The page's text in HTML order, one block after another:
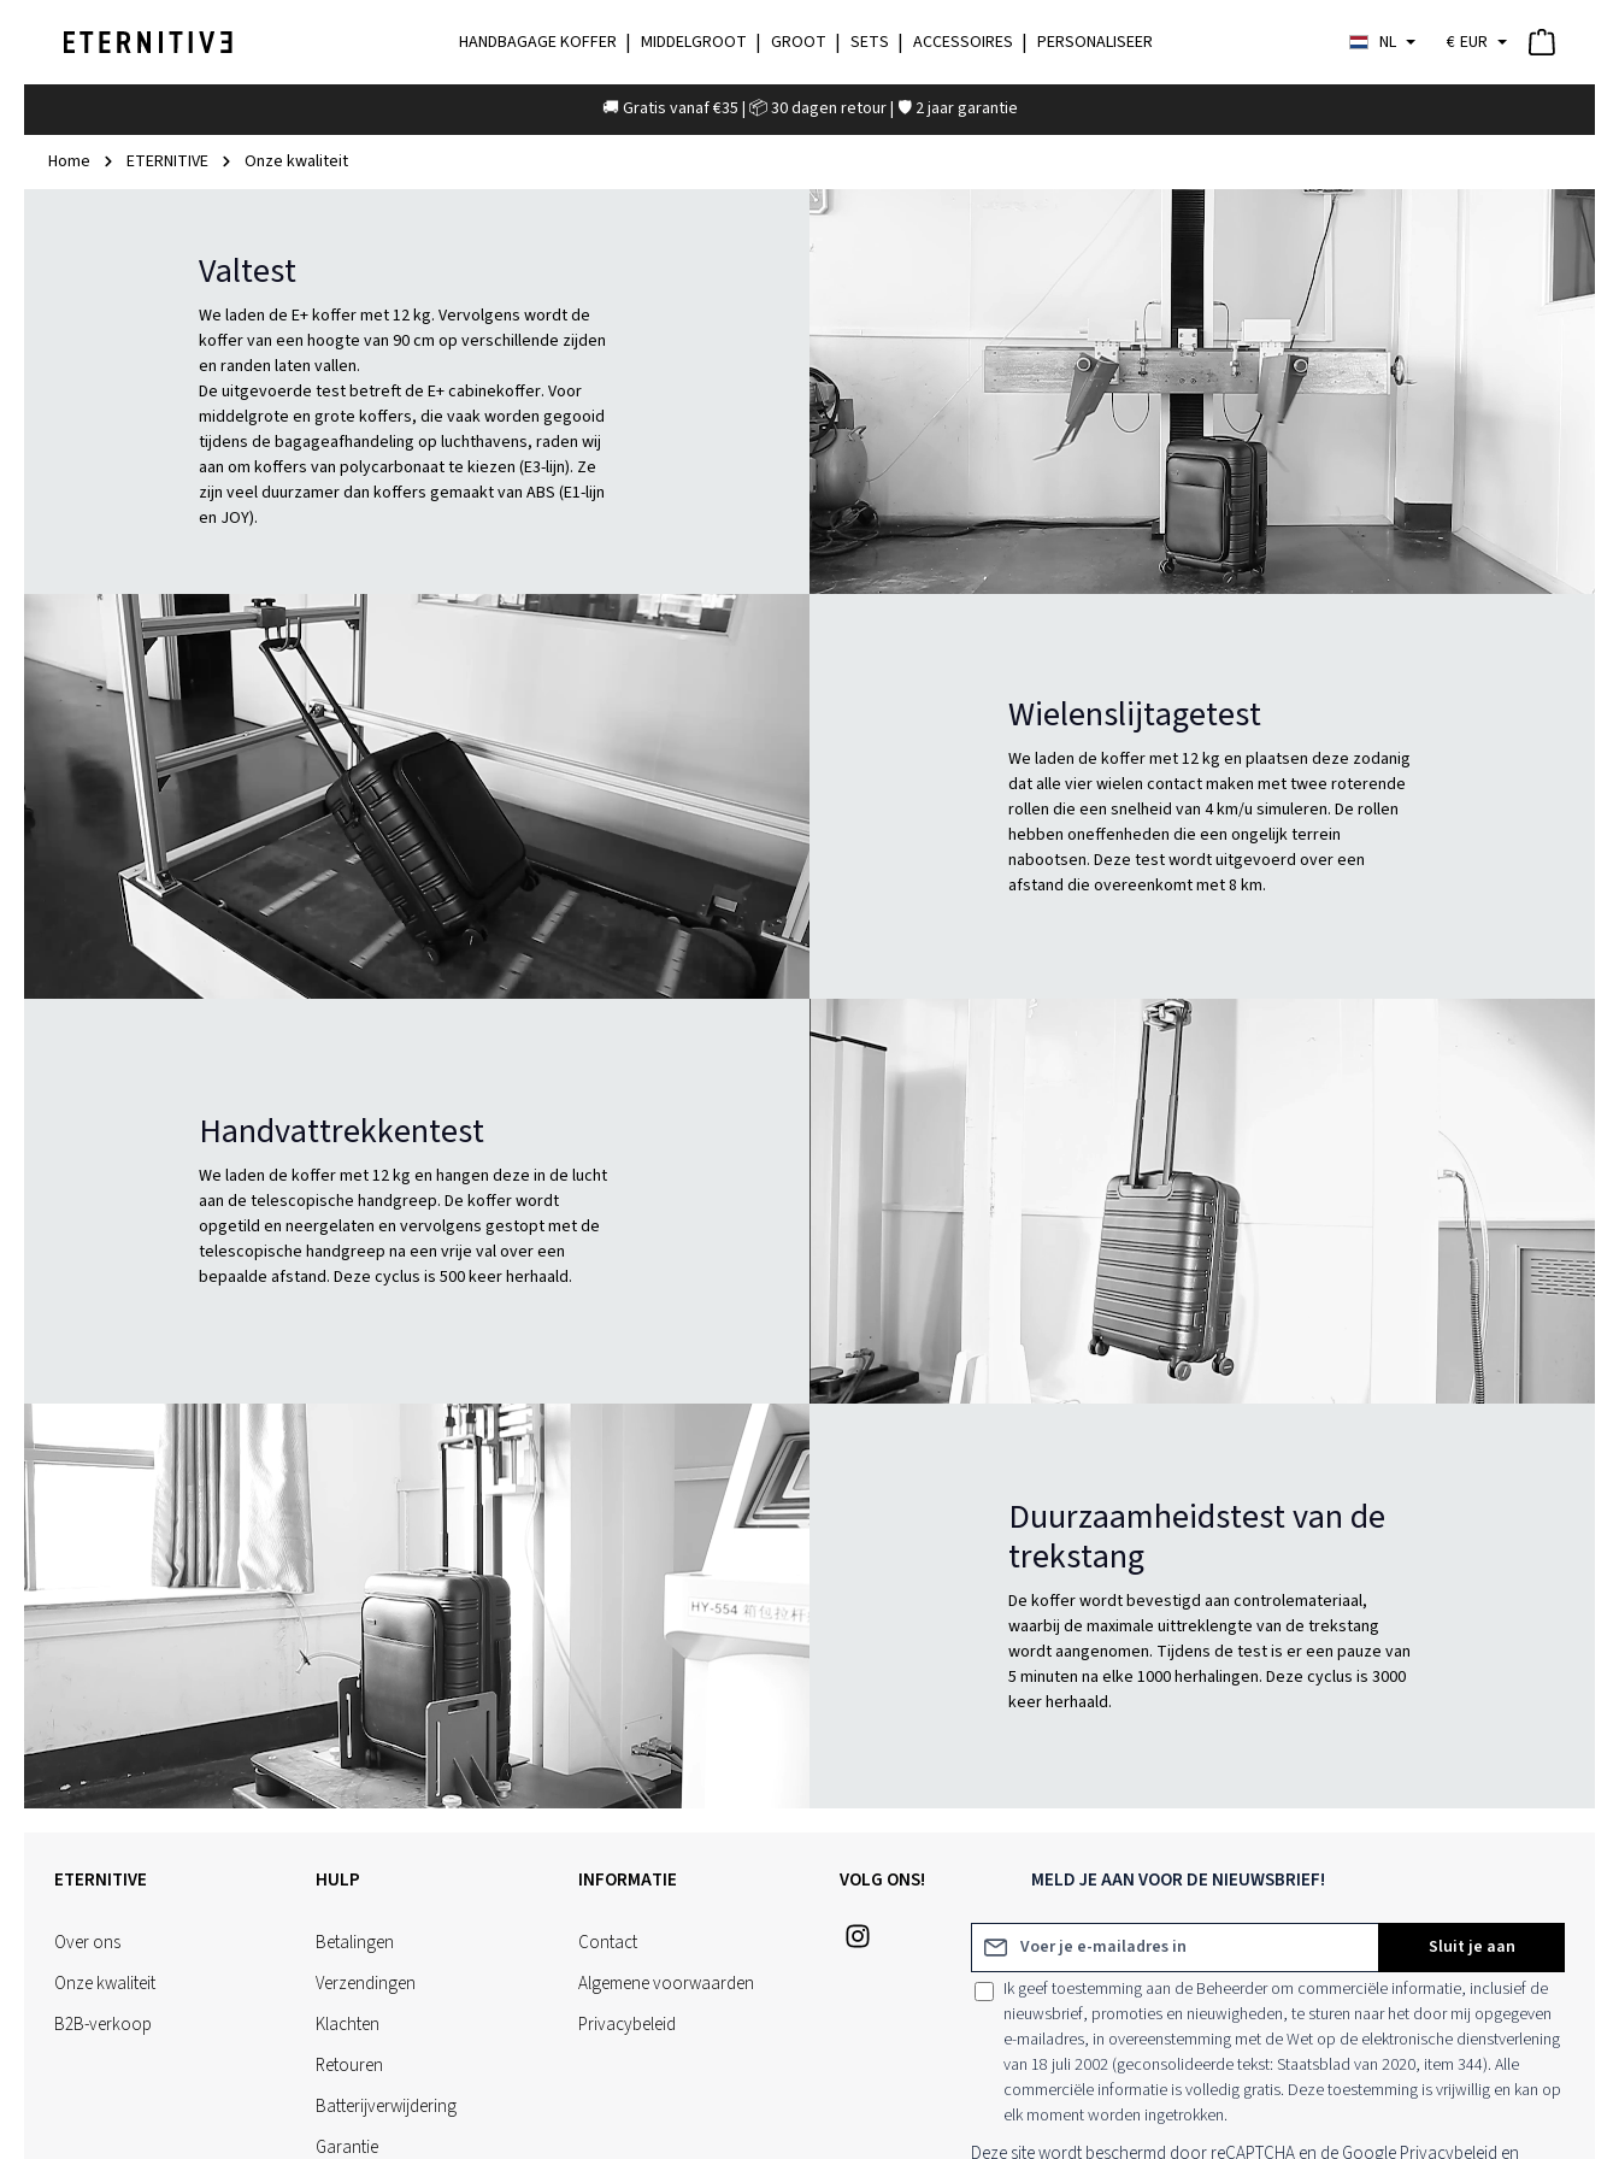
HANDBAGAGE KOFFER MIDDELGROOT GROOT SETS ACCESSOIRES PERSONALISEER NL € EUR
🚚 Gratis vanaf €35 | 📦 30 dagen retour | 🛡️ 2 jaar garantie
Home ETERNITIVE Onze kwaliteit
Valtest
We laden de E+ koffer met 12 kg. Vervolgens wordt de
koffer van een hoogte van 90 cm op verschillende zijden
en randen laten vallen.
De uitgevoerde test betreft de E+ cabinekoffer. Voor
middelgrote en grote koffers, die vaak worden gegooid
tijdens de bagageafhandeling op luchthavens, raden wij
aan om koffers van polycarbonaat te kiezen (E3-lijn). Ze
zijn veel duurzamer dan koffers gemaakt van ABS (E1-lijn
en JOY).
Wielenslijtagetest
We laden de koffer met 12 kg en plaatsen deze zodanig
dat alle vier wielen contact maken met twee roterende
rollen die een snelheid van 4 km/u simuleren. De rollen
hebben oneffenheden die een ongelijk terrein
nabootsen. Deze test wordt uitgevoerd over een
afstand die overeenkomt met 8 km.
Handvattrekkentest
We laden de koffer met 12 kg en hangen deze in de lucht
aan de telescopische handgreep. De koffer wordt
opgetild en neergelaten en vervolgens gestopt met de
telescopische handgreep na een vrije val over een
bepaalde afstand. Deze cyclus is 500 keer herhaald.
Duurzaamheidstest van de
trekstang
De koffer wordt bevestigd aan controlemateriaal,
waarbij de maximale uittreklengte van de trekstang
wordt aangenomen. Tijdens de test is er een pauze van
5 minuten na elke 1000 herhalingen. Deze cyclus is 3000
keer herhaald.
MELD JE AAN VOOR DE NIEUWSBRIEF!
E-mailadres*
Sluit je aan
Ik geef toestemming aan de Beheerder om commerciële informatie, inclusief de
nieuwsbrief, promoties en nieuwigheden, te sturen naar het door mij opgegeven
e-mailadres, in overeenstemming met de Wet op de elektronische dienstverlening
van 18 juli 2002 (geconsolideerde tekst: Staatsblad van 2020, item 344). Alle
commerciële informatie is volledig gratis. Deze toestemming is vrijwillig en kan op
elk moment worden ingetrokken.
Deze site wordt beschermd door reCAPTCHA en de GooglePrivacybeleid en
VOLG ONS!
ETERNITIVE
Over ons
Onze kwaliteit
B2B-verkoop
HULP
Betalingen
Verzendingen
Klachten
Retouren
Batterijverwijdering
Garantie
INFORMATIE
Contact
Algemene voorwaarden
Privacybeleid